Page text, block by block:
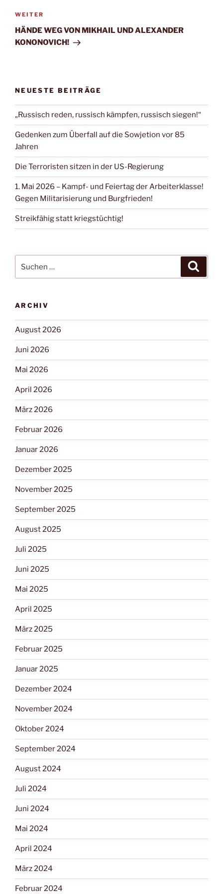
WEITER
HÄNDE WEG VON MIKHAIL UND ALEXANDER
KONONOVICH!
NEUESTE BEITRÄGE
„Russisch reden, russisch kämpfen, russisch siegen!“
Gedenken zum Überfall auf die Sowjetion vor 85
Jahren
Die Terroristen sitzen in der US-Regierung
1. Mai 2026 – Kampf- und Feiertag der Arbeiterklasse!
Gegen Militarisierung und Burgfrieden!
Streikfähig statt kriegstüchtig!
ARCHIV
August 2026
Juni 2026
Mai 2026
April 2026
März 2026
Februar 2026
Januar 2026
Dezember 2025
November 2025
September 2025
August 2025
Juli 2025
Juni 2025
Mai 2025
April 2025
März 2025
Februar 2025
Januar 2025
Dezember 2024
November 2024
Oktober 2024
September 2024
August 2024
Juli 2024
Juni 2024
Mai 2024
April 2024
März 2024
Februar 2024